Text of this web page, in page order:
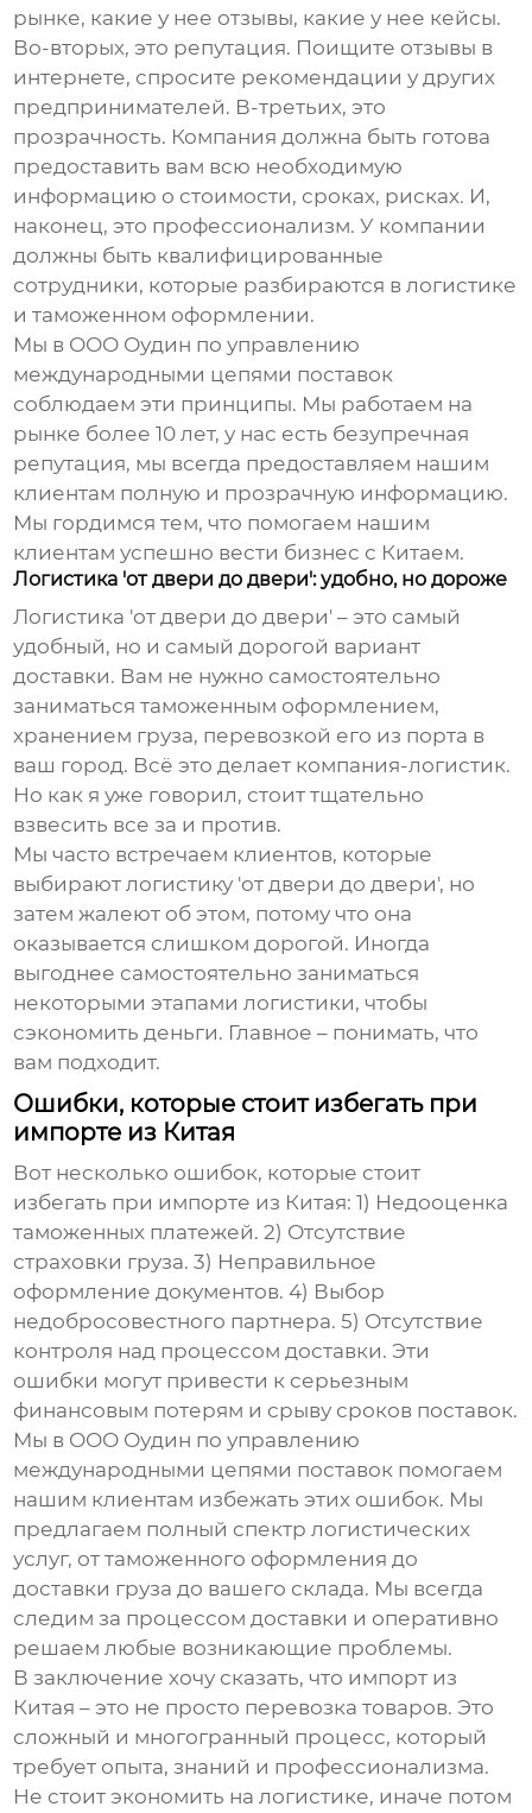
рынке, какие у нее отзывы, какие у нее кейсы.
Во-вторых, это репутация. Поищите отзывы в
интернете, спросите рекомендации у других
предпринимателей. В-третьих, это
прозрачность. Компания должна быть готова
предоставить вам всю необходимую
информацию о стоимости, сроках, рисках. И,
наконец, это профессионализм. У компании
должны быть квалифицированные
сотрудники, которые разбираются в логистике
и таможенном оформлении.
Мы в ООО Оудин по управлению
международными цепями поставок
соблюдаем эти принципы. Мы работаем на
рынке более 10 лет, у нас есть безупречная
репутация, мы всегда предоставляем нашим
клиентам полную и прозрачную информацию.
Мы гордимся тем, что помогаем нашим
клиентам успешно вести бизнес с Китаем.
Логистика 'от двери до двери': удобно, но дороже
Логистика 'от двери до двери' – это самый
удобный, но и самый дорогой вариант
доставки. Вам не нужно самостоятельно
заниматься таможенным оформлением,
хранением груза, перевозкой его из порта в
ваш город. Всё это делает компания-логистик.
Но как я уже говорил, стоит тщательно
взвесить все за и против.
Мы часто встречаем клиентов, которые
выбирают логистику 'от двери до двери', но
затем жалеют об этом, потому что она
оказывается слишком дорогой. Иногда
выгоднее самостоятельно заниматься
некоторыми этапами логистики, чтобы
сэкономить деньги. Главное – понимать, что
вам подходит.
Ошибки, которые стоит избегать при
импорте из Китая
Вот несколько ошибок, которые стоит
избегать при импорте из Китая: 1) Недооценка
таможенных платежей. 2) Отсутствие
страховки груза. 3) Неправильное
оформление документов. 4) Выбор
недобросовестного партнера. 5) Отсутствие
контроля над процессом доставки. Эти
ошибки могут привести к серьезным
финансовым потерям и срыву сроков поставок.
Мы в ООО Оудин по управлению
международными цепями поставок помогаем
нашим клиентам избежать этих ошибок. Мы
предлагаем полный спектр логистических
услуг, от таможенного оформления до
доставки груза до вашего склада. Мы всегда
следим за процессом доставки и оперативно
решаем любые возникающие проблемы.
В заключение хочу сказать, что импорт из
Китая – это не просто перевозка товаров. Это
сложный и многогранный процесс, который
требует опыта, знаний и профессионализма.
Не стоит экономить на логистике, иначе потом